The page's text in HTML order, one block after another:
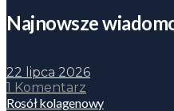
Najnowsze
22 lipca 2026
1 Komentarz
Rosół kolagenowy